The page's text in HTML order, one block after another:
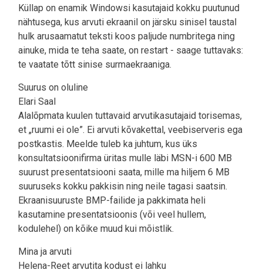
Küllap on enamik Windowsi kasutajaid kokku puutunud
nähtusega, kus arvuti ekraanil on järsku sinisel taustal
hulk arusaamatut teksti koos paljude numbritega ning
ainuke, mida te teha saate, on restart - saage tuttavaks:
te vaatate tõtt sinise surmaekraaniga.
Suurus on oluline
Elari Saal
Alalõpmata kuulen tuttavaid arvutikasutajaid torisemas,
et „ruumi ei ole”. Ei arvuti kõvakettal, veebiserveris ega
postkastis. Meelde tuleb ka juhtum, kus üks
konsultatsioonifirma üritas mulle läbi MSN-i 600 MB
suurust presentatsiooni saata, mille ma hiljem 6 MB
suuruseks kokku pakkisin ning neile tagasi saatsin.
Ekraanisuuruste BMP-failide ja pakkimata heli
kasutamine presentatsioonis (või veel hullem,
kodulehel) on kõike muud kui mõistlik.
Mina ja arvuti
Helena-Reet arvutita kodust ei lahku